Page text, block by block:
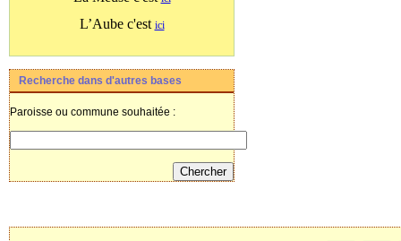
L’Aube c'est ici
Recherche dans d'autres bases
Paroisse ou commune souhaitée :